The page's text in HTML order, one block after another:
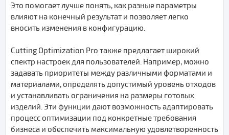
Это помогает лучше понять, как разные параметры
влияют на конечный результат и позволяет легко
вносить изменения в конфигурацию.
Cutting Optimization Pro также предлагает широкий
спектр настроек для пользователей. Например, можно
задавать приоритеты между различными форматами и
материалами, определять допустимый уровень отходов
и устанавливать ограничения на размеры готовых
изделий. Эти функции дают возможность адаптировать
процесс оптимизации под конкретные требования
бизнеса и обеспечить максимальную удовлетворенность